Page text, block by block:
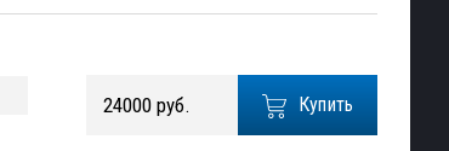
Купить
24000 руб.